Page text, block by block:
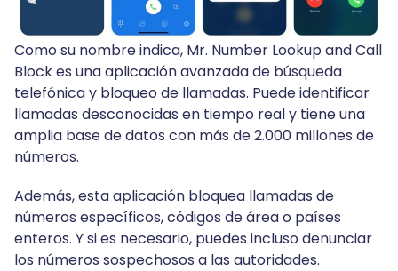
Como su nombre indica, Mr. Number Lookup and Call
Block es una aplicación avanzada de búsqueda
telefónica y bloqueo de llamadas. Puede identificar
llamadas desconocidas en tiempo real y tiene una
amplia base de datos con más de 2.000 millones de
números.
Además, esta aplicación bloquea llamadas de
números específicos, códigos de área o países
enteros. Y si es necesario, puedes incluso denunciar
los números sospechosos a las autoridades.